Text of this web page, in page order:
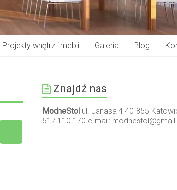
Projekty wnętrz i mebli Galeria Blog
Znajdź nas
ModneStol ul. Janasa 4 40-855
517 110 170 e-mail: